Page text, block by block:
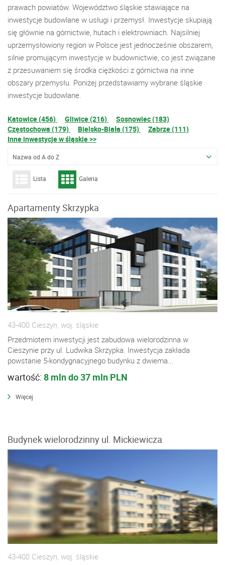
prawach powiatów. Województwo śląskie stawiające na
inwestycje budowlane w usługi i przemysł. Inwestycje skupiają
się głównie na górnictwie, hutach i elektrowniach. Najsilniej
uprzemysłowiony region w Polsce jest jednocześnie obszarem,
silnie promującym inwestycje w budownictwie, co jest związane
z przesuwaniem się środka ciężkości z górnictwa na inne
obszary przemysłu. Poniżej przedstawiamy wybrane śląskie
inwestycje budowlane.
Katowice (456) Gliwice (216)
Sosnowiec (183)
Częstochowa (179)
Bielsko-Biała (175)
Zabrze (111)
Inne inwestycje w śląskie >>
Nazwa od A do Z
Lista Galeria
Apartamenty Skrzypka
43-400 Cieszyn, woj. śląskie
Przedmiotem inwestycji jest zabudowa wielorodzinna w
Cieszynie przy ul. Ludwika Skrzypka. Inwestycja zakłada
powstanie 5-kondygnacyjnego budynku z dwiema...
wartość: 8 mln do 37 mln PLN
Więcej
Budynek wielorodzinny ul. Mickiewicza
43-400 Cieszyn, woj. śląskie